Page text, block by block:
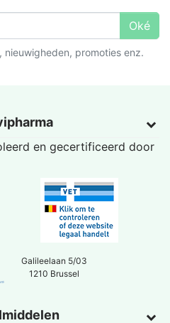
Oké
promoties enz.
en gecertificeerd door
Galileelaan 5/03
1210 Brussel